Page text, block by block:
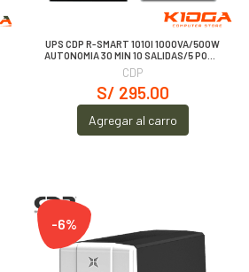
UPS CDP R-SMART 1010I 1000VA/500W
AUTONOMIA 30 MIN 10 SALIDAS/5 PORT
USB-A/1 PORT USB-C BLACK
CDP
S/ 295.00
Agregar al carro
-6%